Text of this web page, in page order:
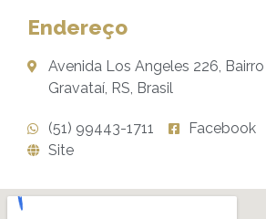
Endereço
Avenida Los Angeles 226, Bairro
Gravataí, RS, Brasil
(51) 99443-1711 Facebook
Site